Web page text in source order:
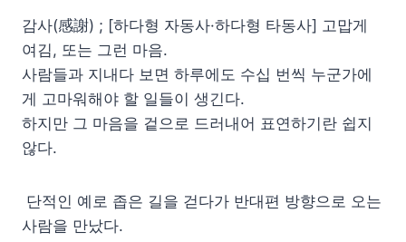
감사(感謝) ; [하다형 자동사·하다형 타동사] 고맙게
여김, 또는 그런 마음.
사람들과 지내다 보면 하루에도 수십 번씩 누군가에
게 고마워해야 할 일들이 생긴다.
하지만 그 마음을 겉으로 드러내어 표연하기란 쉽지
않다.
단적인 예로 좁은 길을 걷다가 반대편 방향으로 오는
사람을 만났다.